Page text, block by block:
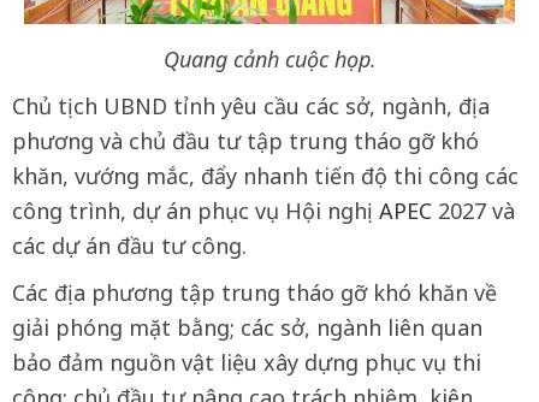
Quang cảnh cuộc họp.
Chủ tịch UBND tỉnh yêu cầu các sở, ngành, địa
phương và chủ đầu tư tập trung tháo gỡ khó
khăn, vướng mắc, đẩy nhanh tiến độ thi công các
công trình, dự án phục vụ Hội nghị APEC 2027 và
các dự án đầu tư công.
Các địa phương tập trung tháo gỡ khó khăn về
giải phóng mặt bằng; các sở, ngành liên quan
bảo đảm nguồn vật liệu xây dựng phục vụ thi